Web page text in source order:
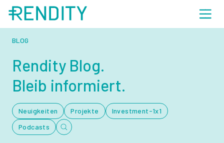
BLOG
Rendity Blog.
Bleib informiert.
Neuigkeiten Projekte
Investment-1x1
Podcasts